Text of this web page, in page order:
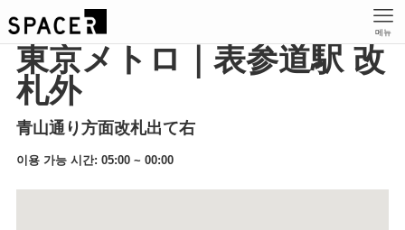
메뉴
東京メトロ｜表参道駅 改
札外
青山通り方面改札出て右
이용 가능 시간: 05:00 ~ 00:00